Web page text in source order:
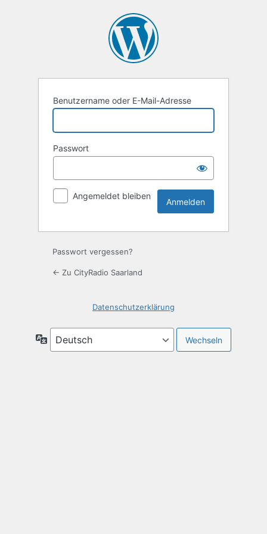
Benutzername oder E-Mail-Adresse
Passwort
Angemeldet bleiben
Passwort vergessen?
← Zu CityRadio Saarland
Datenschutzerklärung
Sprache